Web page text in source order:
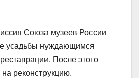
Союза музеев России
усадьбы нуждающимся
После этого
реконструкцию.